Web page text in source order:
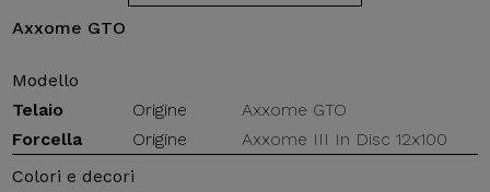
Axxome GTO
Modello
Telaio
Origine
Axxome GTO
Forcella
Origine
Axxome III In Disc 12x100
Colori e decori